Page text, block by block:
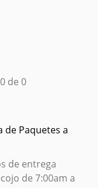
0 de 0
de Paquetes a
de entrega
de 7:00am a